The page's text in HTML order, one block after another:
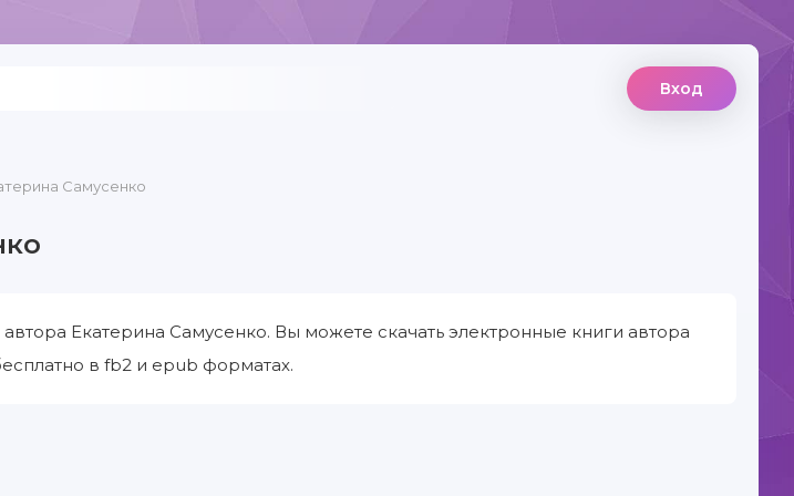
Вход
Самусенко
Екатерина Самусенко. Вы можете скачать электронные книги автора
в fb2 и epub форматах.